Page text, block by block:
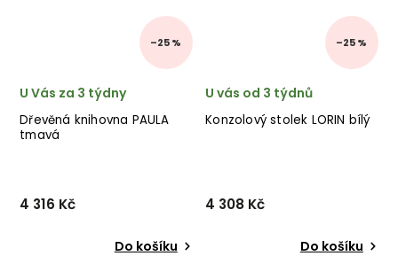
–25 %
Dřevěná knihovna PAULA
tmavá
U Vás za 3 týdny
4 316 Kč
Do košíku
–25 %
Konzolový stolek LORIN bílý
U vás od 3 týdnů
4 308 Kč
Do košíku